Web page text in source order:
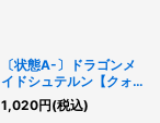
〔状態A-〕ドラゴンメ
イドシュテルン【クォー
ターセンチュリーシーク
レット】{QCTB-
1,020円(税込)